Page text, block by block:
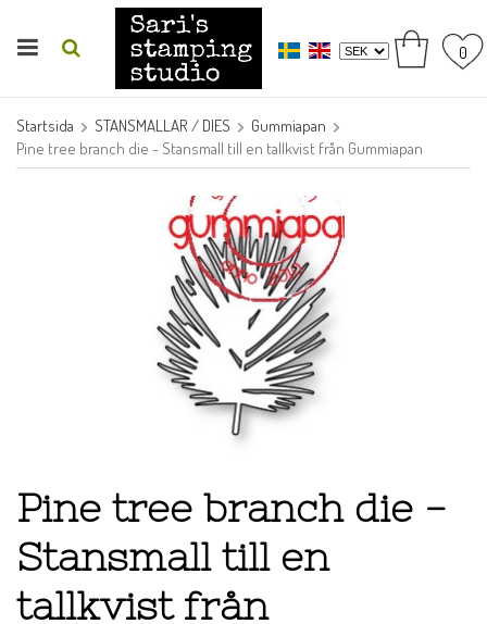
0
Startsida STANSMALLAR / DIES
Gummiapan
Pine tree branch die - Stansmall till en tallkvist från Gummiapan
Pine tree branch die -
Stansmall till en
tallkvist från